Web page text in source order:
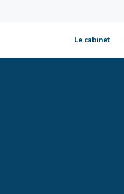
Le cabinet